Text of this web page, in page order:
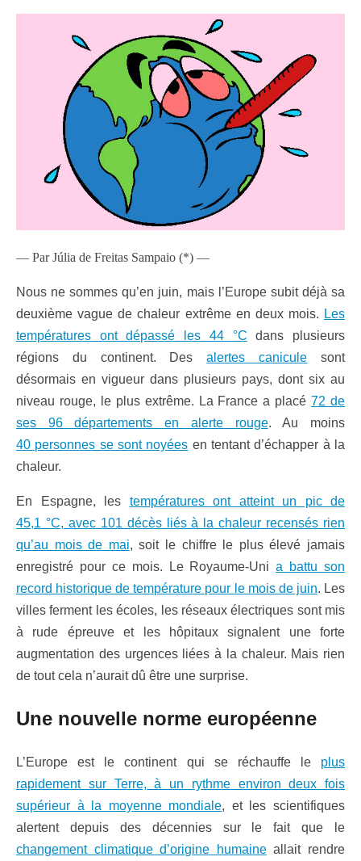
— Par Júlia de Freitas Sampaio (*) —
Nous ne sommes qu’en juin, mais l’Europe subit déjà sa
deuxième vague de chaleur extrême en deux mois. Les
températures ont dépassé les 44 °C dans plusieurs
régions du continent. Desalertes canicule sont
désormais en vigueur dans plusieurs pays, dont six au
niveau rouge, le plus extrême. La France a placé72 de
ses 96 départements en alerte rouge. Au moins
40 personnes se sont noyées en tentant d’échapper à la
chaleur.
En Espagne, les températures ont atteint un pic de
45,1 °C, avec 101 décès liés à la chaleur recensés rien
qu’au mois de mai, soit le chiffre le plus élevé jamais
enregistré pour ce mois. Le Royaume-Unia battu son
record historique de température pour le mois de juin. Les
villes ferment les écoles, les réseaux électriques sont mis
à rude épreuve et les hôpitaux signalent une forte
augmentation des urgences liées à la chaleur. Mais rien
de tout cela n’aurait dû être une surprise.
Une nouvelle norme européenne
L’Europe est le continent qui se réchauffe le plus
rapidement sur Terre, à un rythme environ deux fois
supérieur à la moyenne mondiale, et les scientifiques
alertent depuis des décennies sur le fait que le
changement climatique d’origine humaineallait rendre